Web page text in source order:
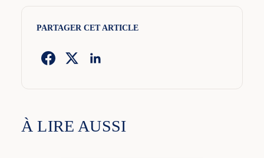
PARTAGER CET ARTICLE
À LIRE AUSSI